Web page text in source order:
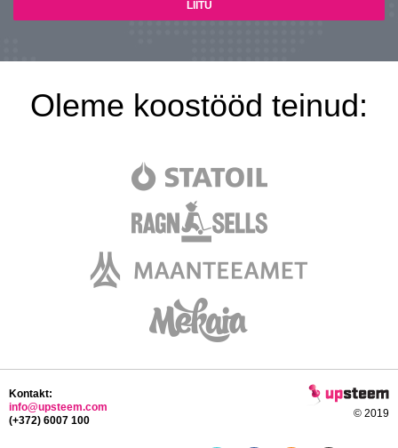
Oleme koostööd teinud:
© 2019
Kontakt:
info@upsteem.com
(+372) 6007 100